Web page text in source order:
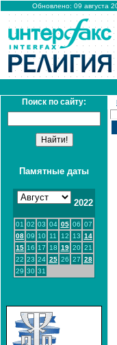
Обновлено: 09 августа
Поиск по сайту:
Памятные даты
2022
01 02 03 04 05 06 07
08 09 10 11 12 13 14
15 16 17 18 19 20 21
22 23 24 25 26 27 28
29 30 31